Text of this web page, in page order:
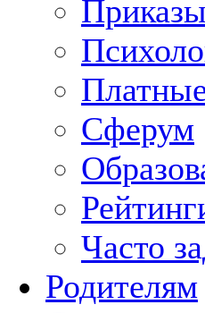
Сферум
Часто
Родителям